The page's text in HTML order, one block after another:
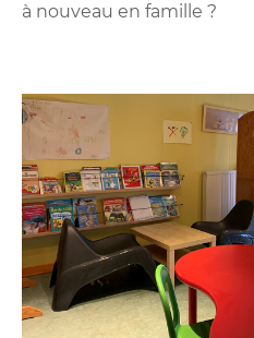
à nouveau en famille ?